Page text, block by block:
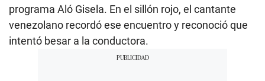
programa Aló Gisela. En el sillón rojo, el cantante
venezolano recordó ese encuentro y reconoció que
intentó besar a la conductora.